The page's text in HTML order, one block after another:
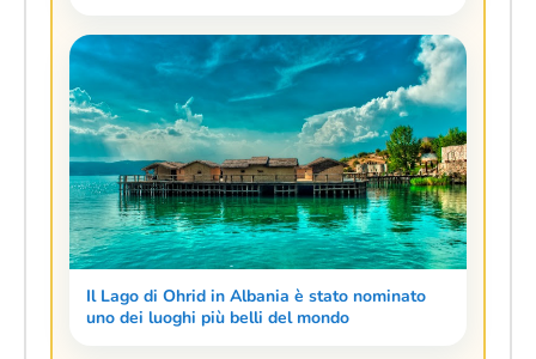
Il Lago di Ohrid in Albania è stato nominato
uno dei luoghi più belli del mondo